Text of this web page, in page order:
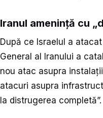
Iranul amenință cu
După ce Israelul a
General al Iranului a
nou atac asupra
atacuri asupra
la distrugerea completă”.